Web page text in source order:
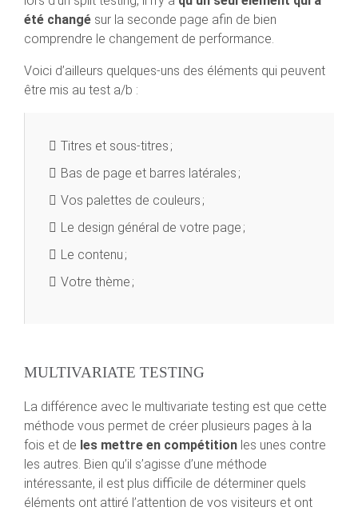
été changé sur la seconde page afin de bien
comprendre le changement de performance.
Voici d’ailleurs quelques-uns des éléments qui peuvent
être mis au test a/b :
Titres et sous-titres ;
Bas de page et barres latérales ;
Vos palettes de couleurs ;
Le design général de votre page ;
Le contenu ;
Votre thème ;
MULTIVARIATE TESTING
La différence avec le multivariate testing est que cette
méthode vous permet de créer plusieurs pages à la
fois et de les mettre en compétition les unes contre
les autres. Bien qu’il s’agisse d’une méthode
intéressante, il est plus difficile de déterminer quels
éléments ont attiré l’attention de vos visiteurs et ont